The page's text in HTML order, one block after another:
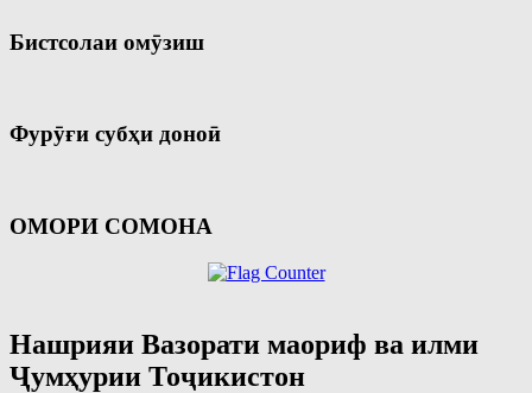
Бистсолаи омӯзиш
Фурӯғи субҳи доноӣ
ОМОРИ СОМОНА
Нашрияи Вазорати маориф ва илми
Ҷумҳурии Тоҷикистон